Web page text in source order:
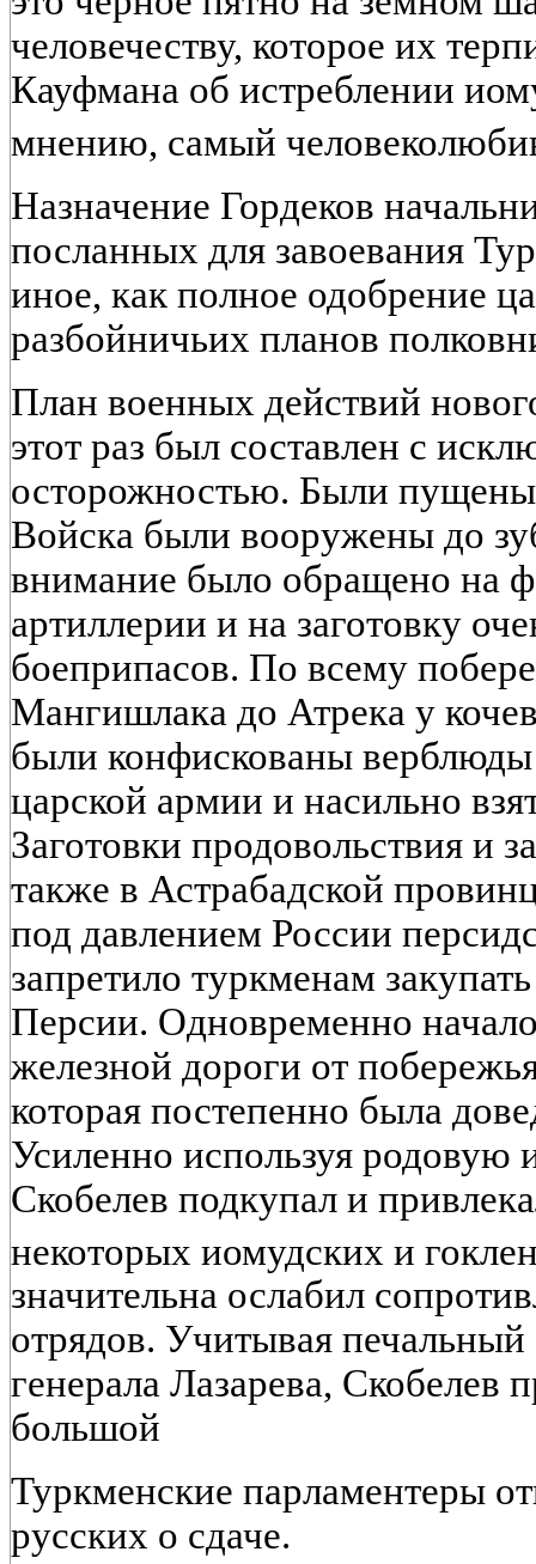
человечеству, которое их
Кауфмана об истреблении
мнению, самый
Назначение Гордеков
посланных для завоевания
иное, как полное одобрение
разбойничьих планов
План военных действий
этот раз был составлен с
осторожностью. Были пущены
Войска были вооружены до
внимание было обращено на
артиллерии и на заготовку
боеприпасов. По всему
Мангишлака до Атрека у
были конфискованы верблюды
царской армии и насильно
Заготовки продовольствия и
также в Астрабадской
под давлением России
запретило туркменам
Персии. Одновременно
железной дороги от
которая постепенно была
Усиленно используя
Скобелев подкупал и
некоторых иомудских и
значительна ослабил
отрядов. Учитывая
генерала Лазарева, Скобелев
большой
Туркменские парламентеры
русских о сдаче.